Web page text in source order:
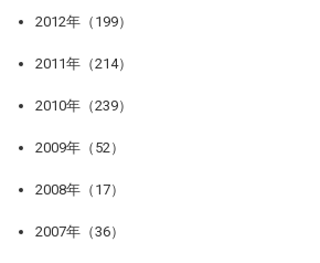
2012年（199）
2011年（214）
2010年（239）
2009年（52）
2008年（17）
2007年（36）